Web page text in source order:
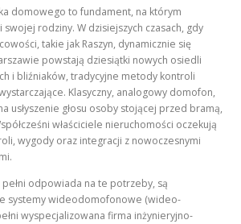
domowego to fundament, na którym
rodziny. W dzisiejszych czasach, gdy
takie jak Raszyn, dynamicznie się
powstają dziesiątki nowych osiedli
i bliźniaków, tradycyjne metody kontroli
Klasyczny, analogowy domofon,
usłyszenie głosu osoby stojącej przed bramą,
właściciele nieruchomości oczekują
wygody oraz integracji z nowoczesnymi
odpowiada na te potrzeby, są
systemy wideodomofonowe (wideo-
wyspecjalizowana firma inżynieryjno-